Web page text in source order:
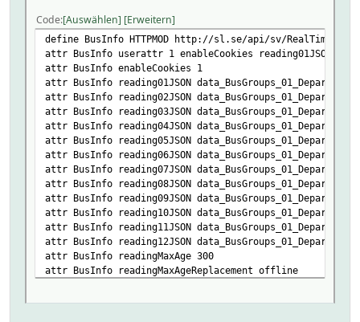
Code Auswählen Erweitern
define BusInfo HTTPMOD http://sl.se/api/sv/RealTime/
attr BusInfo userattr 1 enableCookies reading01JSON
attr BusInfo enableCookies 1
attr BusInfo reading01JSON
attr BusInfo reading02JSON
attr BusInfo reading03JSON
attr BusInfo reading04JSON
attr BusInfo reading05JSON
attr BusInfo reading06JSON
attr BusInfo reading07JSON
attr BusInfo reading08JSON
attr BusInfo reading09JSON
attr BusInfo reading10JSON
attr BusInfo reading11JSON
attr BusInfo reading12JSON
attr BusInfo readingMaxAge 300
attr BusInfo readingMaxAgeReplacement offline